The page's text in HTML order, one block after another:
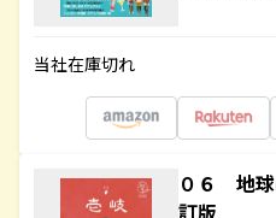
当社在庫切れ
０６ 地
訂版